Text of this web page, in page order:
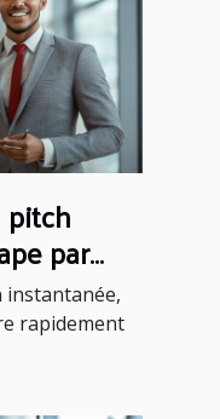
pitch
par
instantanée,
rapidement